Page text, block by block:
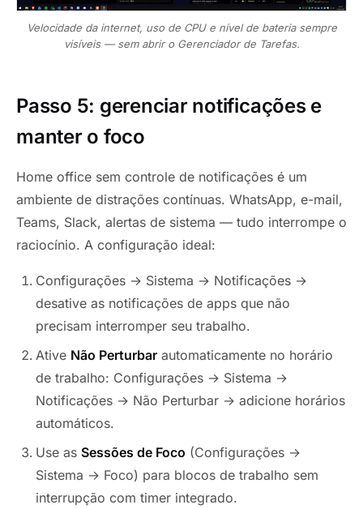
Velocidade da internet, uso de CPU e nível de bateria sempre
visíveis — sem abrir o Gerenciador de Tarefas.
Passo 5: gerenciar notificações e
manter o foco
Home office sem controle de notificações é um
ambiente de distrações contínuas. WhatsApp, e-mail,
Teams, Slack, alertas de sistema — tudo interrompe o
raciocínio. A configuração ideal:
Configurações → Sistema → Notificações →
desative as notificações de apps que não
precisam interromper seu trabalho.
Ative Não Perturbar automaticamente no horário
de trabalho: Configurações → Sistema →
Notificações → Não Perturbar → adicione horários
automáticos.
Use as Sessões de Foco (Configurações →
Sistema → Foco) para blocos de trabalho sem
interrupção com timer integrado.